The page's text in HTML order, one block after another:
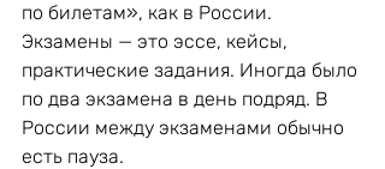
по билетам», как в России.
Экзамены — это эссе, кейсы,
практические задания. Иногда было
по два экзамена в день подряд. В
России между экзаменами обычно
есть пауза.